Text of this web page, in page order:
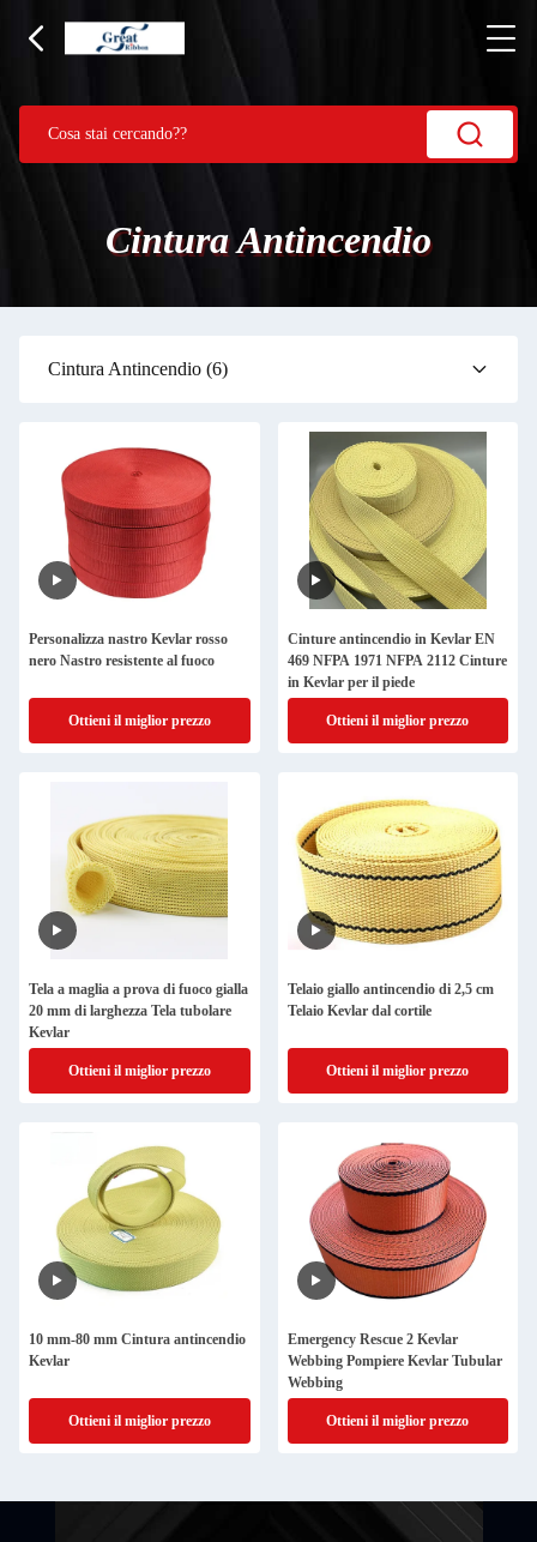
Cintura Antincendio
Cintura Antincendio (6)
Personalizza nastro Kevlar rosso
nero Nastro resistente al fuoco
Ottieni il miglior prezzo
Cinture antincendio in Kevlar EN
469 NFPA 1971 NFPA 2112 Cinture
in Kevlar per il piede
Ottieni il miglior prezzo
Tela a maglia a prova di fuoco gialla
20 mm di larghezza Tela tubolare
Kevlar
Ottieni il miglior prezzo
Telaio giallo antincendio di 2,5 cm
Telaio Kevlar dal cortile
Ottieni il miglior prezzo
10 mm-80 mm Cintura antincendio
Kevlar
Ottieni il miglior prezzo
Emergency Rescue 2 Kevlar
Webbing Pompiere Kevlar Tubular
Webbing
Ottieni il miglior prezzo